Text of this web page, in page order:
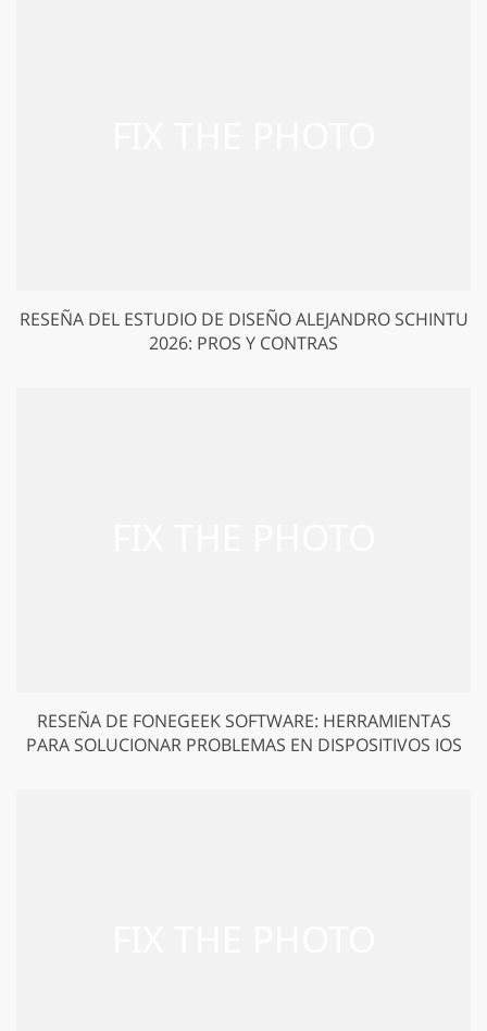
RESEÑA DEL ESTUDIO DE DISEÑO ALEJANDRO SCHINTU
2026: PROS Y CONTRAS
RESEÑA DE FONEGEEK SOFTWARE: HERRAMIENTAS
PARA SOLUCIONAR PROBLEMAS EN DISPOSITIVOS IOS